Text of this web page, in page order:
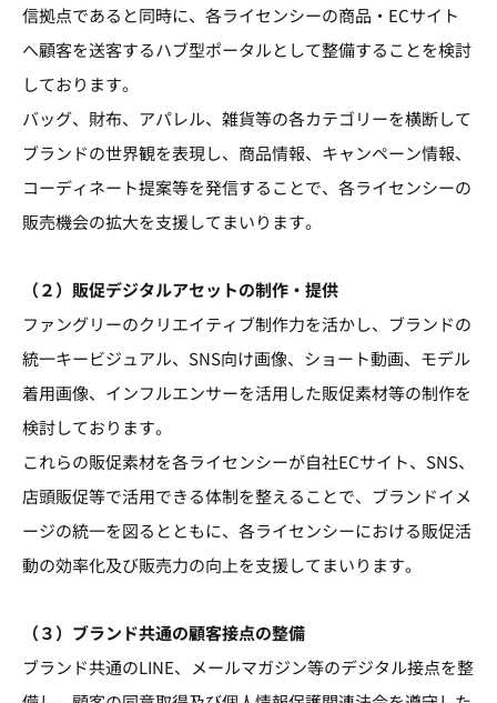
信拠点であると同時に、各ライセンシーの商品・ECサイト
へ顧客を送客するハブ型ポータルとして整備することを検討
しております。
バッグ、財布、アパレル、雑貨等の各カテゴリーを横断して
ブランドの世界観を表現し、商品情報、キャンペーン情報、
コーディネート提案等を発信することで、各ライセンシーの
販売機会の拡大を支援してまいります。
（２）販促デジタルアセットの制作・提供
ファングリーのクリエイティブ制作力を活かし、ブランドの
統一キービジュアル、SNS向け画像、ショート動画、モデル
着用画像、インフルエンサーを活用した販促素材等の制作を
検討しております。
これらの販促素材を各ライセンシーが自社ECサイト、SNS、
店頭販促等で活用できる体制を整えることで、ブランドイメ
ージの統一を図るとともに、各ライセンシーにおける販促活
動の効率化及び販売力の向上を支援してまいります。
（３）ブランド共通の顧客接点の整備
ブランド共通のLINE、メールマガジン等のデジタル接点を整